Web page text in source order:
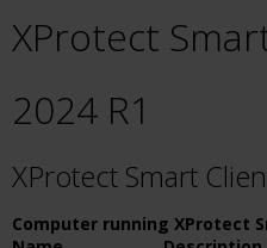
XProtect
2024 R1
XProtect Smart
Computer running XProtect